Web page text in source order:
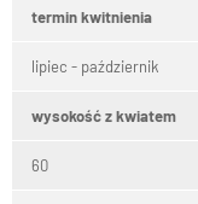
termin kwitnienia
lipiec - październik
wysokość z kwiatem
60